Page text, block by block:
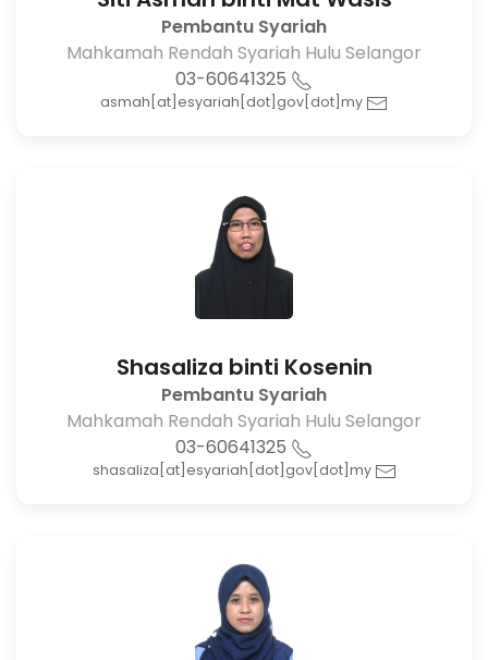
Pembantu Syariah
Mahkamah Rendah Syariah Hulu Selangor
Shasaliza binti Kosenin
Pembantu Syariah
Mahkamah Rendah Syariah Hulu Selangor
shasaliza[at]esyariah[dot]gov[dot]my